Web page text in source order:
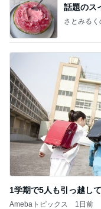
話題のス
さとみる
1学期で5人も引っ越し
Amebaトピックス 1日前